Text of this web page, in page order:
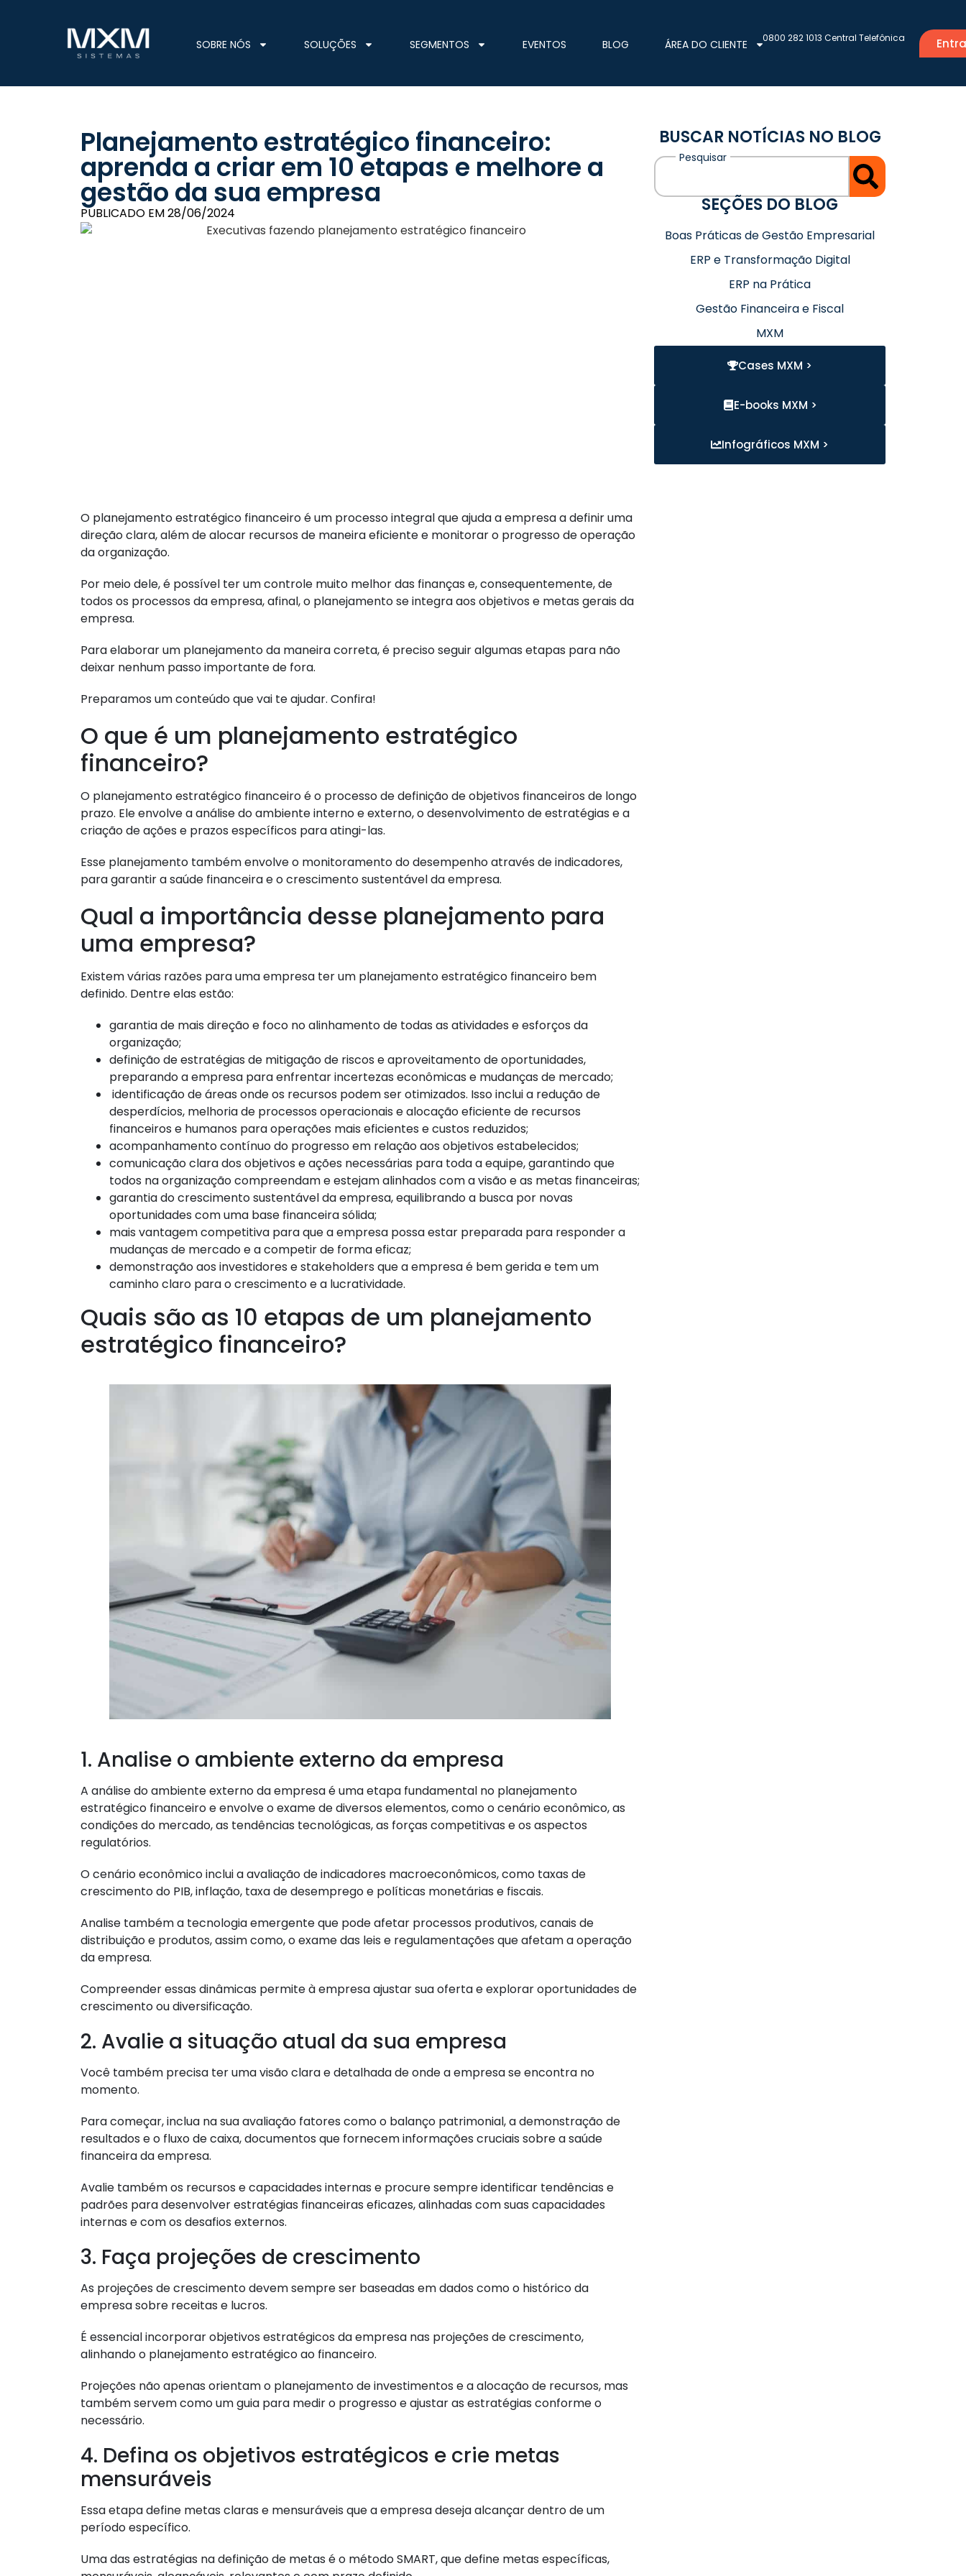
SOBRE NÓS SOLUÇÕES SEGMENTOS EVENTOS BLOG ÁREA DO CLIENTE 0800 282 1013 Central Telefônica
Planejamento estratégico financeiro:
aprenda a criar em 10 etapas e melhore a
gestão da sua empresa
PUBLICADO EM28/06/2024
O planejamento estratégico financeiro é um processo integral que ajuda a empresa a definir uma
direção clara, além de alocar recursos de maneira eficiente e monitorar o progresso de operação
da organização.
Por meio dele, é possível ter um controle muito melhor das finanças e, consequentemente, de
todos os processos da empresa, afinal, o planejamento se integra aos objetivos e metas gerais da
empresa.
Para elaborar um planejamento da maneira correta, é preciso seguir algumas etapas para não
deixar nenhum passo importante de fora.
Preparamos um conteúdo que vai te ajudar. Confira!
O que é um planejamento estratégico
financeiro?
O planejamento estratégico financeiro é o processo de definição de objetivos financeiros de longo
prazo. Ele envolve a análise do ambiente interno e externo, o desenvolvimento de estratégias e a
criação de ações e prazos específicos para atingi-las.
Esse planejamento também envolve o monitoramento do desempenho através de indicadores,
para garantir a saúde financeira e o crescimento sustentável da empresa.
Qual a importância desse planejamento para
uma empresa?
Existem várias razões para uma empresa ter um planejamento estratégico financeiro bem
definido. Dentre elas estão:
garantia de mais direção e foco no alinhamento de todas as atividades e esforços da
organização;
definição de estratégias de mitigação de riscos e aproveitamento de oportunidades,
preparando a empresa para enfrentar incertezas econômicas e mudanças de mercado;
identificação de áreas onde os recursos podem ser otimizados. Isso inclui a redução de
desperdícios, melhoria de processos operacionais e alocação eficiente de recursos
financeiros e humanos para operações mais eficientes e custos reduzidos;
acompanhamento contínuo do progresso em relação aos objetivos estabelecidos;
comunicação clara dos objetivos e ações necessárias para toda a equipe, garantindo que
todos na organização compreendam e estejam alinhados com a visão e as metas financeiras;
garantia do crescimento sustentável da empresa, equilibrando a busca por novas
oportunidades com uma base financeira sólida;
mais vantagem competitiva para que a empresa possa estar preparada para responder a
mudanças de mercado e a competir de forma eficaz;
demonstração aos investidores e stakeholders que a empresa é bem gerida e tem um
caminho claro para o crescimento e a lucratividade.
Quais são as 10 etapas de um planejamento
estratégico financeiro?
1. Analise o ambiente externo da empresa
A análise do ambiente externo da empresa é uma etapa fundamental no planejamento
estratégico financeiro e envolve o exame de diversos elementos, como o cenário econômico, as
condições do mercado, as tendências tecnológicas, as forças competitivas e os aspectos
regulatórios.
O cenário econômico inclui a avaliação de indicadores macroeconômicos, como taxas de
crescimento do PIB, inflação, taxa de desemprego e políticas monetárias e fiscais.
Analise também a tecnologia emergente que pode afetar processos produtivos, canais de
distribuição e produtos, assim como, o exame das leis e regulamentações que afetam a operação
da empresa.
Compreender essas dinâmicas permite à empresa ajustar sua oferta e explorar oportunidades de
crescimento ou diversificação.
2. Avalie a situação atual da sua empresa
Você também precisa ter uma visão clara e detalhada de onde a empresa se encontra no
momento.
Para começar, inclua na sua avaliação fatores como o balanço patrimonial, a demonstração de
resultados e o fluxo de caixa, documentos que fornecem informações cruciais sobre a saúde
financeira da empresa.
Avalie também os recursos e capacidades internas e procure sempre identificar tendências e
padrões para desenvolver estratégias financeiras eficazes, alinhadas com suas capacidades
internas e com os desafios externos.
3. Faça projeções de crescimento
As projeções de crescimento devem sempre ser baseadas em dados como o histórico da
empresa sobre receitas e lucros.
É essencial incorporar objetivos estratégicos da empresa nas projeções de crescimento,
alinhando o planejamento estratégico ao financeiro.
Projeções não apenas orientam o planejamento de investimentos e a alocação de recursos, mas
também servem como um guia para medir o progresso e ajustar as estratégias conforme o
necessário.
4. Defina os objetivos estratégicos e crie metas
mensuráveis
Essa etapa define metas claras e mensuráveis que a empresa deseja alcançar dentro de um
período específico.
Uma das estratégias na definição de metas é o método SMART, que define metas específicas,
BUSCAR NOTÍCIAS NO BLOG
SEÇÕES DO BLOG
Boas Práticas de Gestão Empresarial
ERP e Transformação Digital
ERP na Prática
Gestão Financeira e Fiscal
MXM
Cases MXM >
E-books MXM >
Infográficos MXM >